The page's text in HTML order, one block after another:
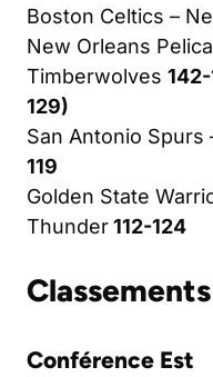
Boston Celtics –
New Orleans
Timberwolves
129)
San Antonio Spurs
119
Golden State
Thunder112-124
Classements
Conférence Est